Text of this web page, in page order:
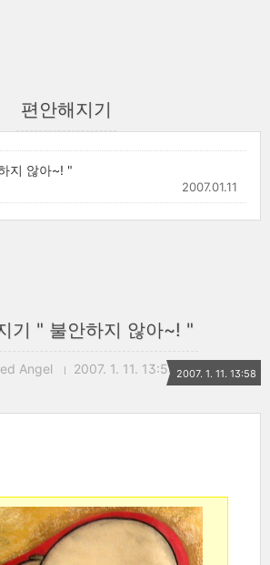
편안해지기
지 않아~! "
2007.01.11
기 " 불안하지 않아~! "
Angel 2007. 1. 11. 13:58 2007. 1. 11. 13:58